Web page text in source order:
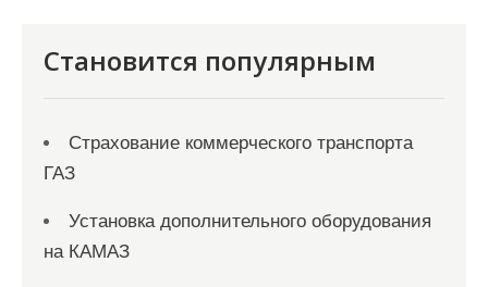
м
Становится популярным
Страхование коммерческого транспорта
ГАЗ
Установка дополнительного оборудования
на КАМАЗ